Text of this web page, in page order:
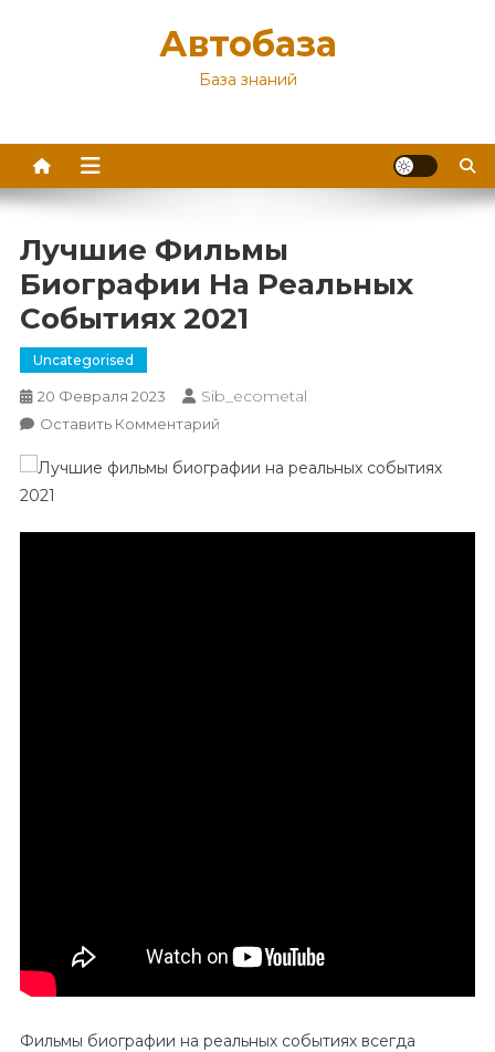
Автобаза
База знаний
Лучшие Фильмы
Биографии На Реальных
Событиях 2021
Uncategorised
20 Февраля 2023 Sib_ecometal
Оставить КомментарийК
Фильмы
Фильмы биографии на реальных событиях всегда